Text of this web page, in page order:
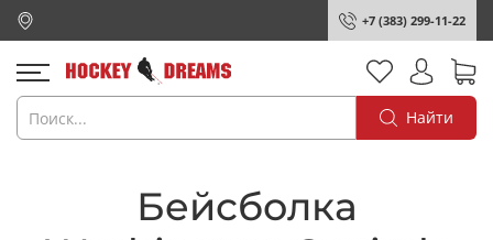
+7 (383) 299-11-22
Найти
Бейсболка